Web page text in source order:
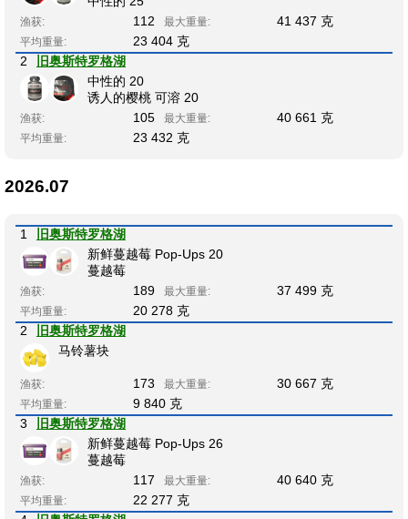
渔获: 112 最大重量: 41 437 克
平均重量:
23 404 克
2
旧奥斯特罗格湖
中性的 20
诱人的樱桃 可溶 20
渔获: 105 最大重量: 40 661 克
平均重量: 23 432 克
2026.07
1
旧奥斯特罗格湖
新鲜蔓越莓 Pop-Ups 20
蔓越莓
渔获: 189 最大重量: 37 499 克
平均重量:
20 278 克
2
旧奥斯特罗格湖
马铃薯块
渔获: 173 最大重量: 30 667 克
平均重量:
9 840 克
3
旧奥斯特罗格湖
新鲜蔓越莓 Pop-Ups 26
蔓越莓
渔获: 117 最大重量: 40 640 克
平均重量:
22 277 克